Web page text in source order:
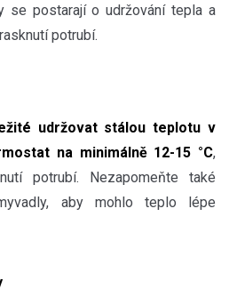
se postarají o udržování tepla a
potrubí.
udržovat stálou teplotu v
na minimálně 12-15 °C,
potrubí. Nezapomeňte také
aby mohlo teplo lépe